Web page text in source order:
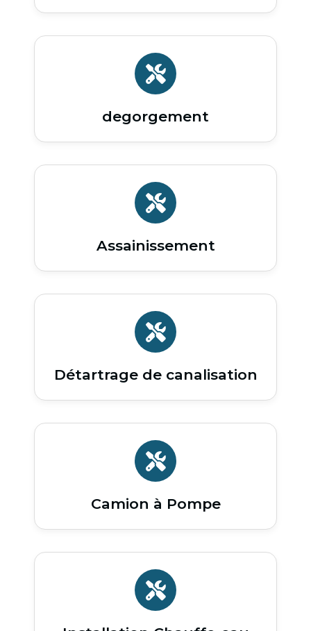
degorgement
Assainissement
Détartrage de canalisation
Camion à Pompe